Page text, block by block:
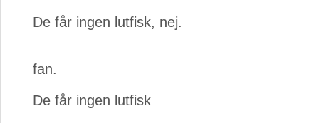
De får ingen lutfisk, nej.
fan.
De får ingen lutfisk